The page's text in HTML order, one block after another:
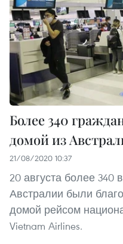
Более 340
домой из
21/08/2020 10:37
20 августа более 340
Австралии были
домой рейсом
Vietnam Airlines.